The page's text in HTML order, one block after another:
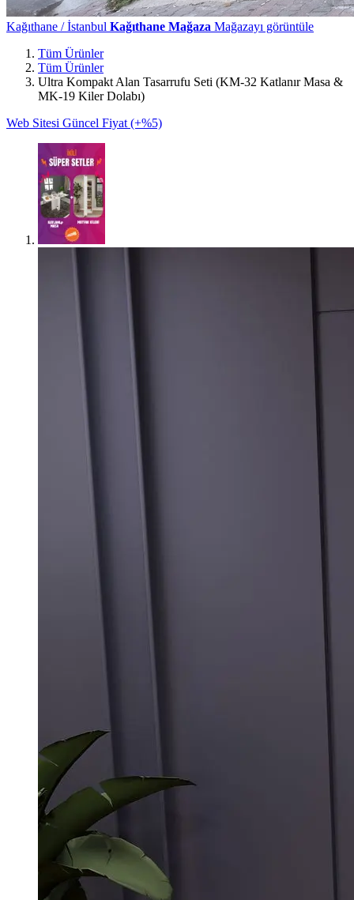
Kağıthane / İstanbul Kağıthane Mağaza Mağazayı görüntüle
Tüm Ürünler
Tüm Ürünler
Ultra Kompakt Alan Tasarrufu Seti (KM-32 Katlanır Masa &
MK-19 Kiler Dolabı)
Web Sitesi Güncel Fiyat (+%5)